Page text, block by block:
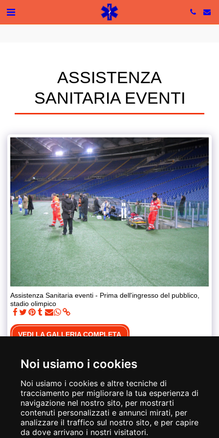
Noi usiamo i cookies
Noi usiamo i cookies e altre tecniche di
tracciamento per migliorare la tua esperienza di
navigazione nel nostro sito, per mostrarti
contenuti personalizzati e annunci mirati, per
analizzare il traffico sul nostro sito, e per capire
da dove arrivano i nostri visitatori.
5 based on 49 reviews
ASSISTENZA
SANITARIA EVENTI
Assistenza Sanitaria eventi - Prima dell'ingresso del pubblico,
stadio olimpico
VEDI LA GALLERIA COMPLETA